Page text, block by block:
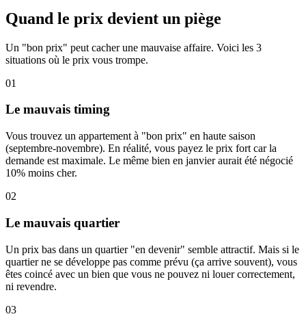
Quand le prix devient un piège
Un "bon prix" peut cacher une mauvaise affaire. Voici les 3
situations où le prix vous trompe.
01
Le mauvais timing
Vous trouvez un appartement à "bon prix" en haute saison
(septembre-novembre). En réalité, vous payez le prix fort car la
demande est maximale. Le même bien en janvier aurait été négocié
10% moins cher.
02
Le mauvais quartier
Un prix bas dans un quartier "en devenir" semble attractif. Mais si le
quartier ne se développe pas comme prévu (ça arrive souvent), vous
êtes coincé avec un bien que vous ne pouvez ni louer correctement,
ni revendre.
03